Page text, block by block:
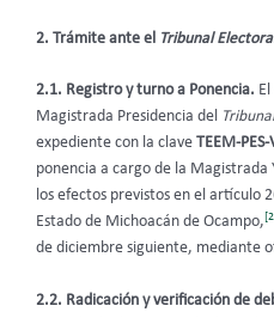
2. Trámite ante el Tribunal
2.1. Registro y turno a Ponencia.
Magistrada Presidencia del
expediente con la clave
TEEM-
ponencia a cargo de la Magistrada
los efectos previstos en el artículo
Estado de Michoacán de Ocampo,
de diciembre siguiente, mediante
2.2. Radicación y verificación de